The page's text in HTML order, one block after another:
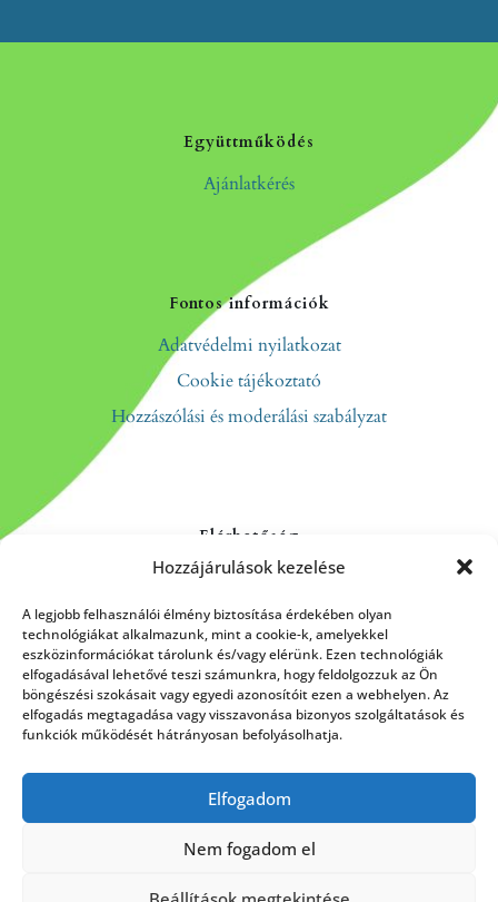
Hozzájárulások kezelése
A legjobb felhasználói élmény biztosítása érdekében olyan
technológiákat alkalmazunk, mint a cookie-k, amelyekkel
eszközinformációkat tárolunk és/vagy elérünk. Ezen technológiák
elfogadásával lehetővé teszi számunkra, hogy feldolgozzuk az Ön
böngészési szokásait vagy egyedi azonosítóit ezen a webhelyen. Az
elfogadás megtagadása vagy visszavonása bizonyos szolgáltatások és
funkciók működését hátrányosan befolyásolhatja.
Elfogadom
Nem fogadom el
Együttműködés
Ajánlatkérés
Fontos információk
Adatvédelmi nyilatkozat
Cookie tájékoztató
Hozzászólási és moderálási szabályzat
Elérhetőség
Kapcsolat
Rólunk
HÍRLEVÉL FELIRATKOZÁS